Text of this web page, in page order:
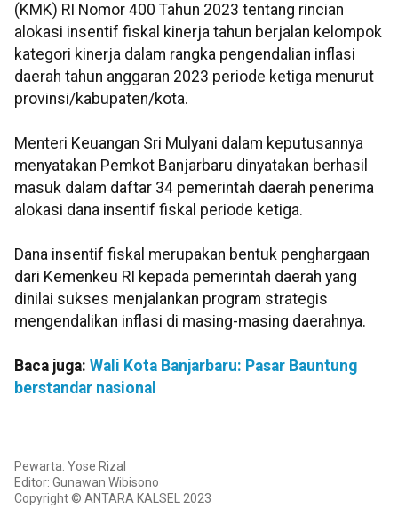
(KMK) RI Nomor 400 Tahun 2023 tentang rincian
alokasi insentif fiskal kinerja tahun berjalan kelompok
kategori kinerja dalam rangka pengendalian inflasi
daerah tahun anggaran 2023 periode ketiga menurut
provinsi/kabupaten/kota.
Menteri Keuangan Sri Mulyani dalam keputusannya
menyatakan Pemkot Banjarbaru dinyatakan berhasil
masuk dalam daftar 34 pemerintah daerah penerima
alokasi dana insentif fiskal periode ketiga.
Dana insentif fiskal merupakan bentuk penghargaan
dari Kemenkeu RI kepada pemerintah daerah yang
dinilai sukses menjalankan program strategis
mengendalikan inflasi di masing-masing daerahnya.
Baca juga: Wali Kota Banjarbaru: Pasar Bauntung
berstandar nasional
Pewarta: Yose Rizal
Editor: Gunawan Wibisono
Copyright © ANTARA KALSEL 2023